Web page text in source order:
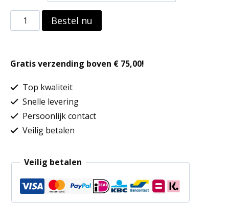
Dames
pantalon
Bestel nu
Gratis verzending boven € 75,00!
Top kwaliteit
Snelle levering
Persoonlijk contact
Veilig betalen
Veilig betalen